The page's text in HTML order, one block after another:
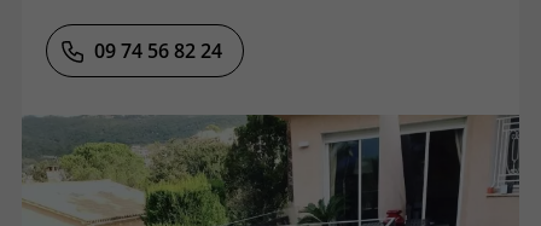
09 74 56 82 24